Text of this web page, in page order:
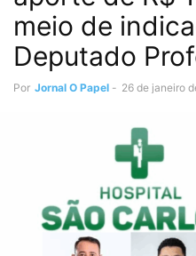
meio de
Deputado
Por Jornal O Papel - 26 de janeiro